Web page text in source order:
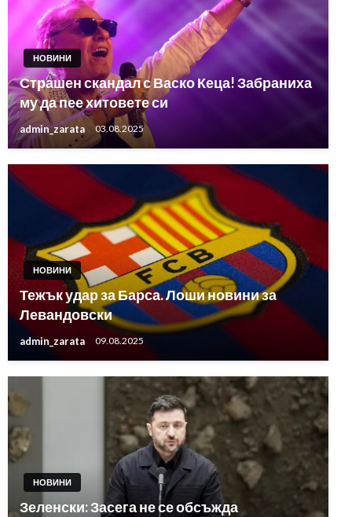
НОВИНИ
Страшен скандал с Васко Кеца! Забраниха
му да пее хитовете си
admin_zarata 03.08.2025
НОВИНИ
Тежък удар за Барса. Лоши новини за
Левандовски
admin_zarata 09.08.2025
НОВИНИ
Зеленски: Засега не се обсъжда